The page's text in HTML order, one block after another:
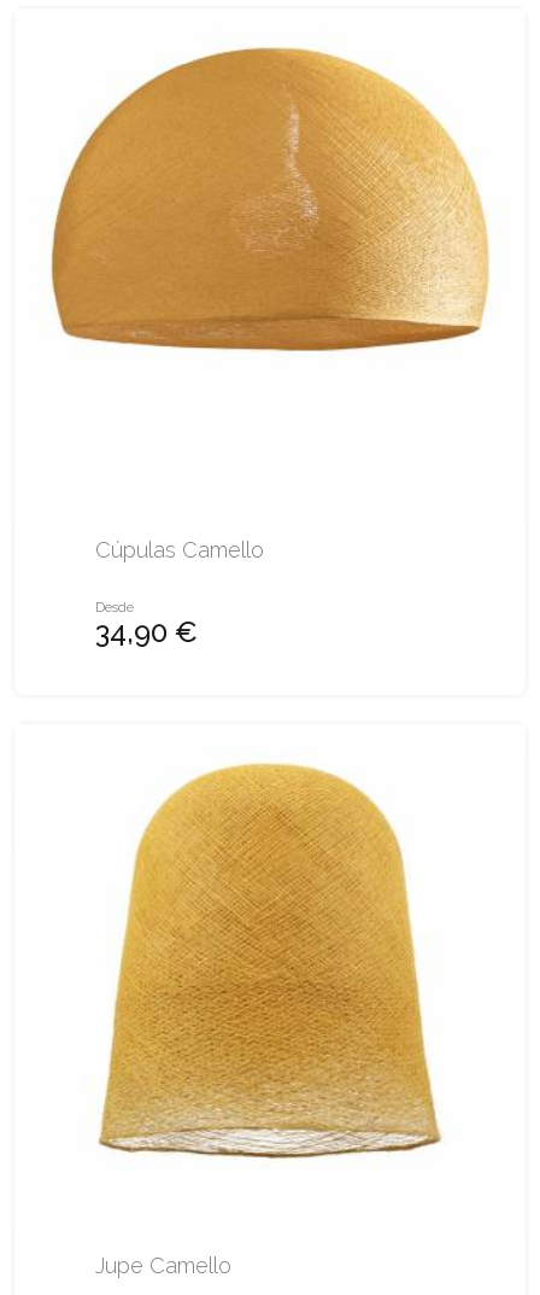
Cúpulas Camello
Desde
34,90 €
Jupe Camello